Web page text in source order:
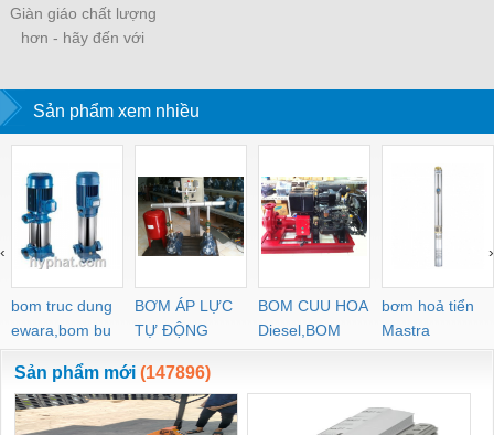
Giàn giáo chất lượng
hơn - hãy đến với
Sản phẩm xem nhiều
bom truc dung
ewara,bom bu
ewara
BƠM ÁP LỰC
TỰ ĐỘNG
BOM CUU HOA
Diesel,BOM
CHUA CHAY
bơm hoả tiển
Mastra
‹ ›
Sản phẩm mới (147896)